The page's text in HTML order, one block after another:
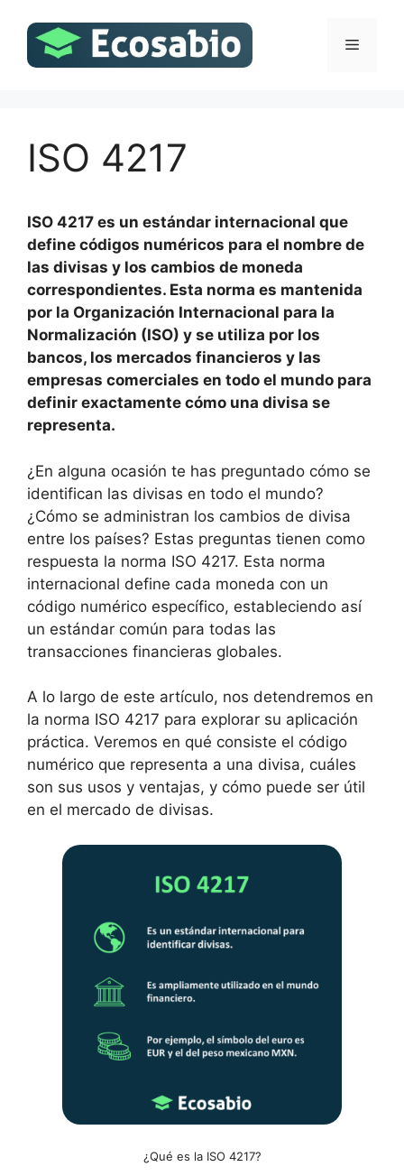
contenido
Menú
ISO 4217
ISO 4217 es un estándar internacional que
define códigos numéricos para el nombre de
las divisas y los cambios de moneda
correspondientes. Esta norma es mantenida
por la Organización Internacional para la
Normalización (ISO) y se utiliza por los
bancos, los mercados financieros y las
empresas comerciales en todo el mundo para
definir exactamente cómo una divisa se
representa.
¿En alguna ocasión te has preguntado cómo se
identifican las divisas en todo el mundo?
¿Cómo se administran los cambios de divisa
entre los países? Estas preguntas tienen como
respuesta la norma ISO 4217. Esta norma
internacional define cada moneda con un
código numérico específico, estableciendo así
un estándar común para todas las
transacciones financieras globales.
A lo largo de este artículo, nos detendremos en
la norma ISO 4217 para explorar su aplicación
práctica. Veremos en qué consiste el código
numérico que representa a una divisa, cuáles
son sus usos y ventajas, y cómo puede ser útil
en el mercado de divisas.
¿Qué es la ISO 4217?